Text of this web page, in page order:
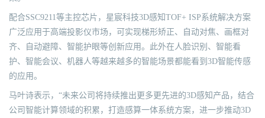
配合SSC9211等主控芯片，星宸科技3D感知TOF+ ISP系统解决方案
广泛应用于高端投影仪市场，可实现梯形矫正、自动对焦、画框对
齐、自动避障、智能护眼等创新应用。此外在人脸识别、智能看
护、智能会议、机器人等越来越多的智能场景都能看到3D智能传感
的应用。
马叶诗表示，“未来公司将持续推出更多更先进的3D感知产品，结合
公司智能计算领域的积累，打造感算一体系统方案，进一步推动3D